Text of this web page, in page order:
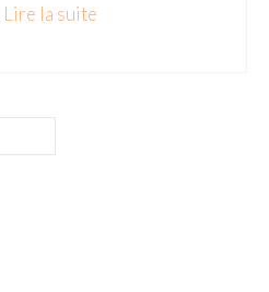
Lire la suite­­